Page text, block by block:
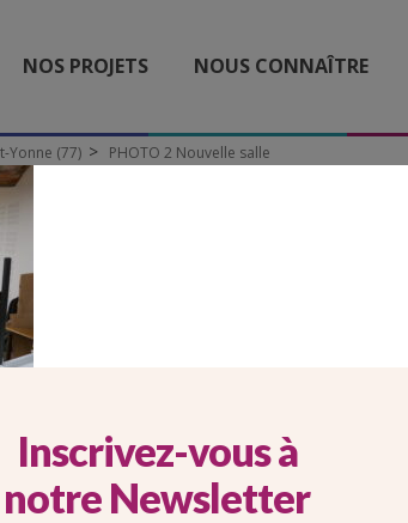
NOS PROJETS NOUS CONNAÎTRE
Yonne (77) PHOTO 2 Nouvelle salle
2 NOUVELLE SALLE
Inscrivez-vous à
notre Newsletter